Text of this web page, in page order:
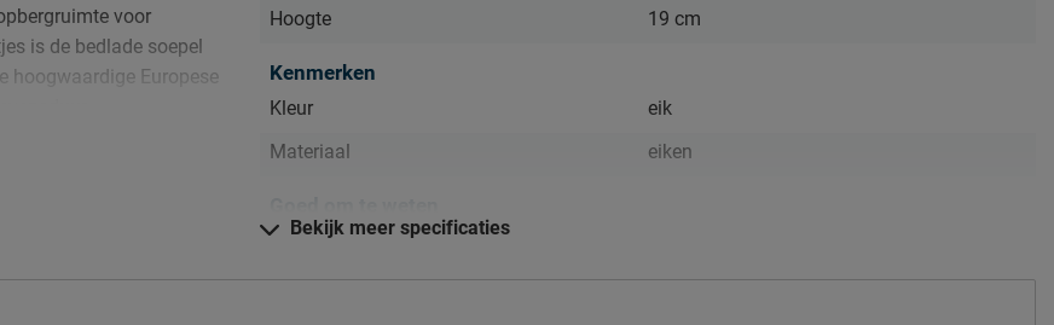
voor
is de bedlade soepel
hoogwaardige Europese
Hoogte
19 cm
Kenmerken
Kleur
eik
Materiaal
eiken
Onderhoud
Garantie
2 jaar garantie volgens CBW voorwaarden
Bekijk meer specificaties